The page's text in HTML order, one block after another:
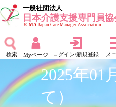
一般社団法人
日本介護支援専門員協
JCMAJapan Care Manager Association
検索 Myページ ログイン/新規登録 メ
2025年01
て）